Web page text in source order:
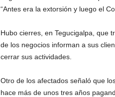
“Antes era la extorsión y luego el
Hubo cierres, en Tegucigalpa, que
de los negocios informan a sus
cerrar sus actividades.
Otro de los afectados señaló que
hace más de unos tres años